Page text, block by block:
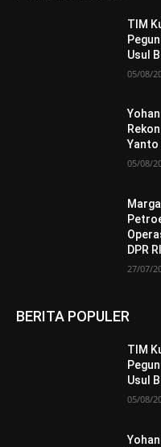
TIM
Usul
05/08/
05/08/
DPR RI
27/07/
BERITA POPULER
TIM
Usul
05/08/